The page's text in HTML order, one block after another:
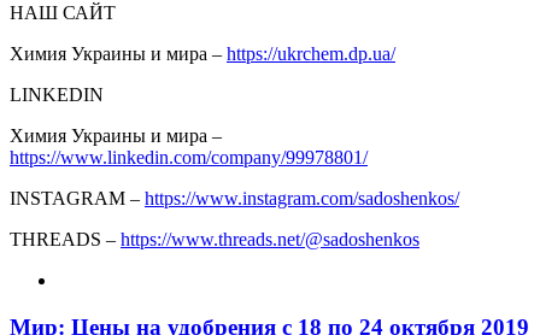
НАШ САЙТ
Химия Украины и мира – https://ukrchem.dp.ua/
LINKEDIN
Химия Украины и мира –
https://www.linkedin.com/company/99978801/
INSTAGRAM – https://www.instagram.com/sadoshenkos/
THREADS – https://www.threads.net/@sadoshenkos
Мир: Цены на удобрения с 18 по 24 октября 2019